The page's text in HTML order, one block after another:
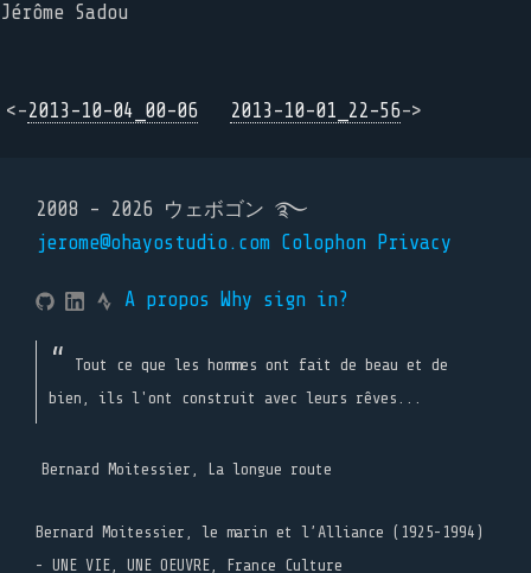
Jérôme Sadou
<-2013-10-04_00-06 2013-10-01_22-56->
2008 - 2026 ウェボゴン ࿐
jerome@ohayostudio.com Colophon Privacy
A propos Why sign in?
Tout ce que les hommes ont fait de beau et de
bien, ils l'ont construit avec leurs rêves...
Bernard Moitessier, La longue route
Bernard Moitessier, le marin et l’Alliance (1925-1994)
- UNE VIE, UNE OEUVRE, France Culture